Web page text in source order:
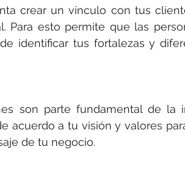
crear un vínculo con tus
Para esto permite que las
identificar tus fortalezas y
son parte fundamental de la
acuerdo a tu visión y valores
de tu negocio.